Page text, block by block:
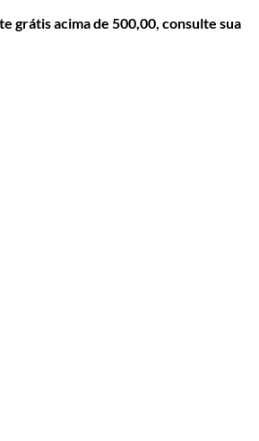
grátis acima de 500,00, consulte sua